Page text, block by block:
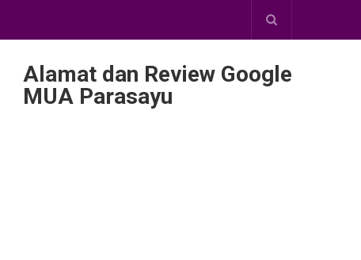
Alamat dan Review Google
MUA Parasayu